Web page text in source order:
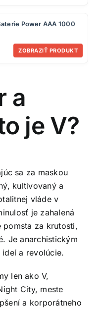
Power AAA 1000
ZOBRAZIŤ PRODUKT
a
je V?
sa za maskou
kultivovaný a
vláde v
je zahalená
za krutosti,
Je anarchistickým
a revolúcie.
len ako V,
City, meste
a korporátneho